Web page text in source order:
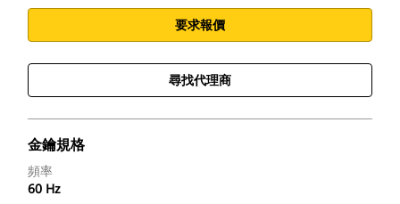
要求報價
尋找代理商
金鑰規格
頻率
60 Hz